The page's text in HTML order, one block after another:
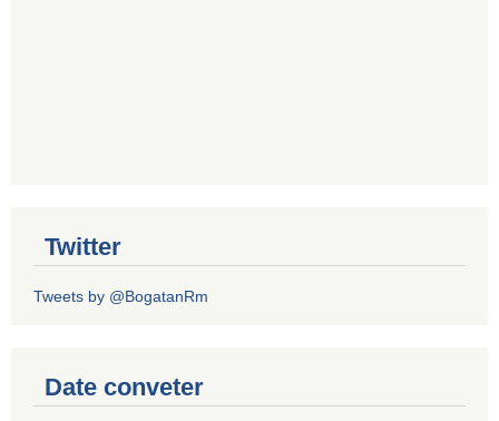
Twitter
Tweets by @BogatanRm
Date conveter